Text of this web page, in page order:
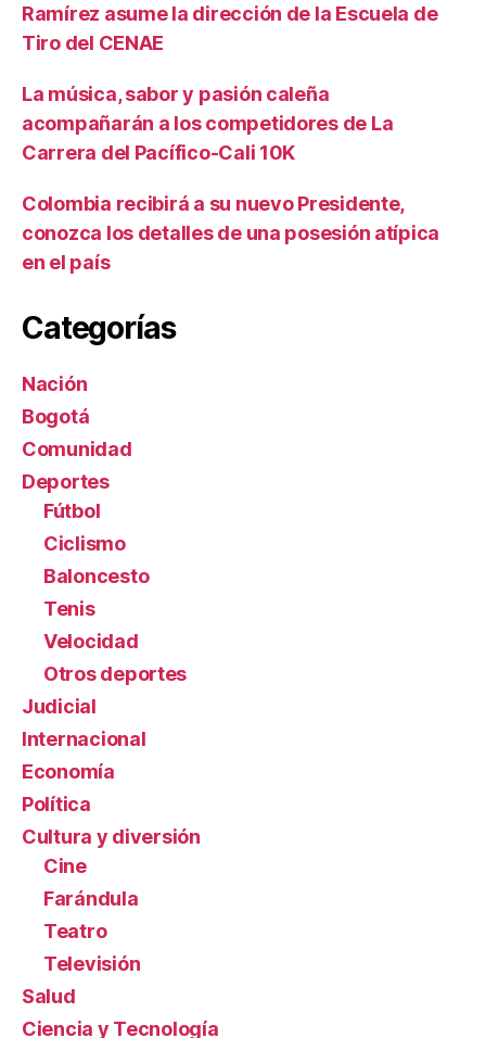
Ramírez asume la dirección de la Escuela de
Tiro del CENAE
La música, sabor y pasión caleña
acompañarán a los competidores de La
Carrera del Pacífico-Cali 10K
Colombia recibirá a su nuevo Presidente,
conozca los detalles de una posesión atípica
en el país
Categorías
Nación
Bogotá
Comunidad
Deportes
Fútbol
Ciclismo
Baloncesto
Tenis
Velocidad
Otros deportes
Judicial
Internacional
Economía
Política
Cultura y diversión
Cine
Farándula
Teatro
Televisión
Salud
Ciencia y Tecnología